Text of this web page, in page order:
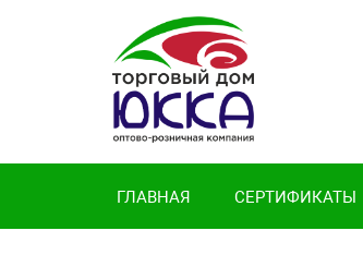
ГЛАВНАЯ СЕРТИФИКАТЫ